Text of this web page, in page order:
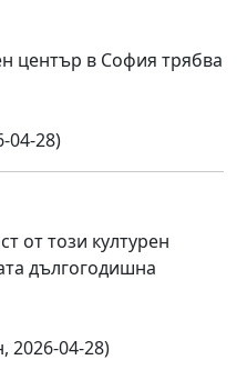
център в София трябва
04-28)
от този културен
дългогодишна
2026-04-28)